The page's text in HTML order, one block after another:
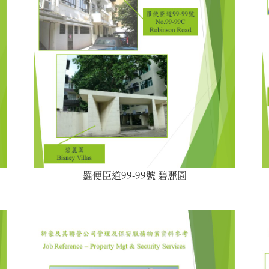
羅便臣道99-99號 碧麗園